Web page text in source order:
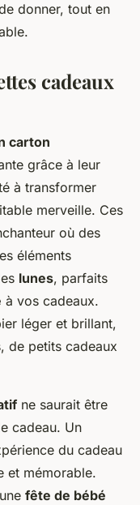
donner, tout en
cadeaux
carton
grâce à leur
à transformer
merveille. Ces
où des
éléments
lunes, parfaits
à vos cadeaux.
léger et brillant,
de petits cadeaux
ne saurait être
cadeau. Un
du cadeau
et mémorable.
fête de bébé